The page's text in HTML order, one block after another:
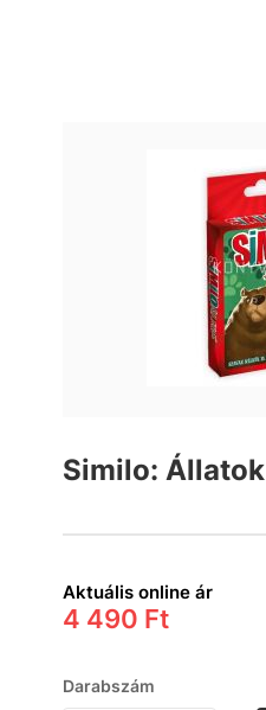
Similo: Állatok
Aktuális online ár
4 490 Ft
Darabszám